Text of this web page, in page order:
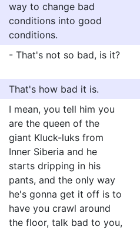
way to change bad
conditions into good
conditions.
- That's not so bad, is it?
That's how bad it is.
I mean, you tell him you
are the queen of the
giant Kluck-luks from
Inner Siberia and he
starts dripping in his
pants, and the only way
he's gonna get it off is to
have you crawl around
the floor, talk bad to you,